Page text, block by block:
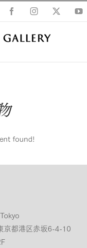
FacebookInstagram
found!
京都港区赤坂6-4-10